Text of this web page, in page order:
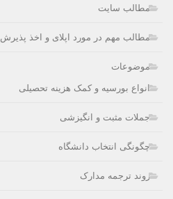
مطالب سایت
مطالب مهم در مورد اپلای و اخذ پذیرش
موضوعات
انواع بورسیه و کمک هزینه تحصیلی
جملات مثبت و انگیزشی
چگونگی انتخاب دانشگاه
روند ترجمه مدارک